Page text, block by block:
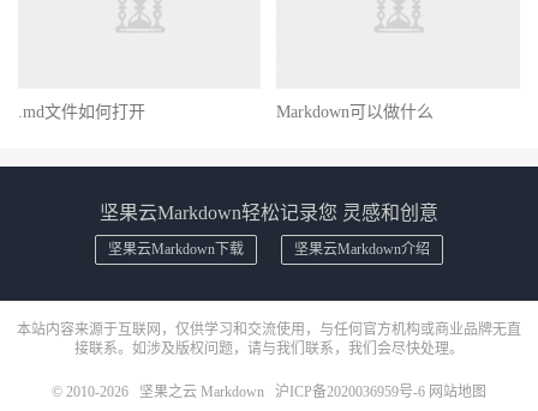
.md文件如何打开 Markdown可以做什么
坚果云Markdown轻松记录您 灵感和创意
坚果云Markdown下载 坚果云Markdown介绍
本站内容来源于互联网，仅供学习和交流使用，与任何官方机构或商业品牌无直
接联系。如涉及版权问题，请与我们联系，我们会尽快处理。
© 2010-2026 坚果之云 Markdown 沪ICP备2020036959号-6 网站地图